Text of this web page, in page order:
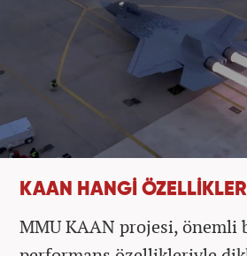
KAAN HANGİ
MMU KAAN projesi, önemli